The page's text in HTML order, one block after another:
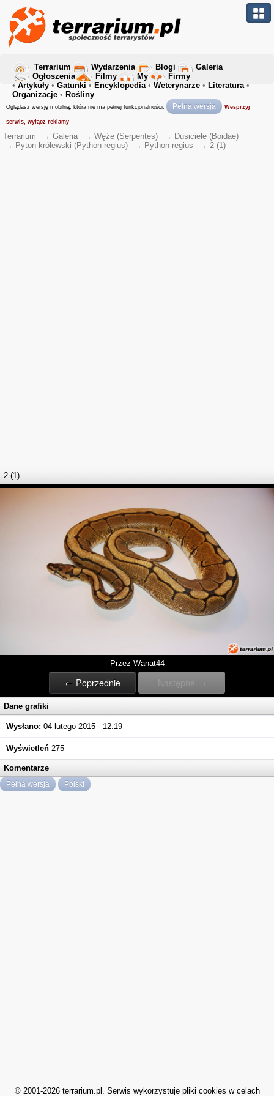
Terrarium Wydarzenia Blogi
Galeria
Ogłoszenia
Filmy My
Firmy
• Artykuły • Gatunki • Encyklopedia• Weterynarze • Literatura•
Organizacje • Rośliny
Oglądasz wersję mobilną, która nie ma pełnej funkcjonalności. Pełna wersja Wesprzyj
serwis, wyłącz reklamy
Terrarium → Galeria → Węże (Serpentes) → Dusiciele (Boidae)
→ Pyton królewski (Python regius) → Python regius → 2 (1)
2 (1)
Przez Wanat44
← Poprzednie Następne →
Dane grafiki
Wysłano: 04 lutego 2015 - 12:19
Wyświetleń 275
Komentarze
Pełna wersja Polski
© 2001-2026 terrarium.pl. Serwis wykorzystuje pliki cookies w celach